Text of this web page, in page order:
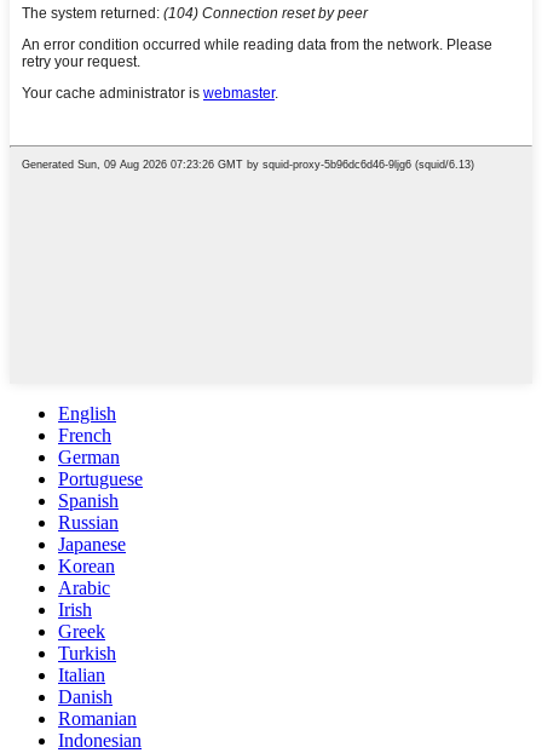
English
French
German
Portuguese
Spanish
Russian
Japanese
Korean
Arabic
Irish
Greek
Turkish
Italian
Danish
Romanian
Indonesian